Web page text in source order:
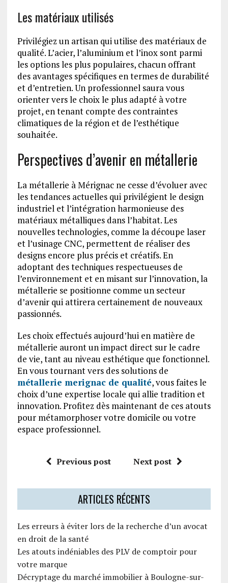
Les matériaux utilisés
Privilégiez un artisan qui utilise des matériaux de
qualité. L’acier, l’aluminium et l’inox sont parmi
les options les plus populaires, chacun offrant
des avantages spécifiques en termes de durabilité
et d’entretien. Un professionnel saura vous
orienter vers le choix le plus adapté à votre
projet, en tenant compte des contraintes
climatiques de la région et de l’esthétique
souhaitée.
Perspectives d’avenir en métallerie
La métallerie à Mérignac ne cesse d’évoluer avec
les tendances actuelles qui privilégient le design
industriel et l’intégration harmonieuse des
matériaux métalliques dans l’habitat. Les
nouvelles technologies, comme la découpe laser
et l’usinage CNC, permettent de réaliser des
designs encore plus précis et créatifs. En
adoptant des techniques respectueuses de
l’environnement et en misant sur l’innovation, la
métallerie se positionne comme un secteur
d’avenir qui attirera certainement de nouveaux
passionnés.
Les choix effectués aujourd’hui en matière de
métallerie auront un impact direct sur le cadre
de vie, tant au niveau esthétique que fonctionnel.
En vous tournant vers des solutions de
métallerie merignac de qualité, vous faites le
choix d’une expertise locale qui allie tradition et
innovation. Profitez dès maintenant de ces atouts
pour métamorphoser votre domicile ou votre
espace professionnel.
Previous post Next post
ARTICLES RÉCENTS
Les erreurs à éviter lors de la recherche d’un avocat
en droit de la santé
Les atouts indéniables des PLV de comptoir pour
votre marque
Décryptage du marché immobilier à Boulogne-sur-